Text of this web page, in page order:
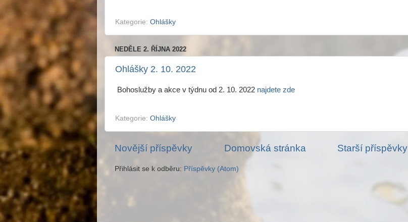
Kategorie: Ohlášky
NEDĚLE 2. ŘÍJNA 2022
Ohlášky 2. 10. 2022
Bohoslužby a akce v týdnu od 2. 10. 2022 najdete zde
Kategorie: Ohlášky
Novější příspěvky Starší příspěvky
Domovská stránka
Přihlásit se k odběru: Příspěvky (Atom)